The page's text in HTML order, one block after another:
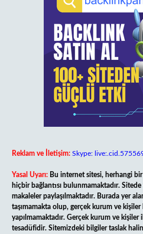
Reklam ve İletişim: Skype:
Yasal Uyarı: Bu internet sitesi, herhangi
hiçbir bağlantısı bulunmamaktadır. Sitede
makaleler paylaşılmaktadır. Burada yer
taşımamakta olup, gerçek kurum ve kişiler
yapılmamaktadır. Gerçek kurum ve
tesadüfidir. Sitemizdeki bilgiler taslak